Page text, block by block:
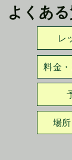
よくあ
レ
料金
場